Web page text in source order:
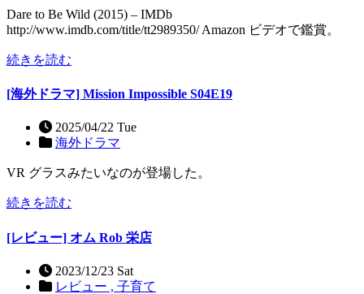
Dare to Be Wild (2015) – IMDb
http://www.imdb.com/title/tt2989350/ Amazon ビデオで鑑賞。
続きを読む
[海外ドラマ] Mission Impossible S04E19
2025/04/22 Tue
海外ドラマ
VR グラスみたいなのが登場した。
続きを読む
[レビュー] オム Rob 栄店
2023/12/23 Sat
レビュー , 子育て